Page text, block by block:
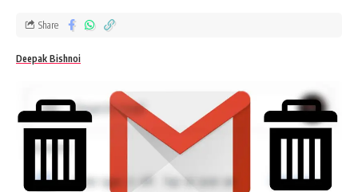
Deepak Bishnoi
Share